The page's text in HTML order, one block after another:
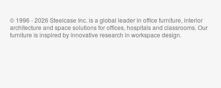
© 1996 - 2026 Steelcase Inc. is a global leader in office furniture, interior
architecture and space solutions for offices, hospitals and classrooms. Our
furniture is inspired by innovative research in workspace design.